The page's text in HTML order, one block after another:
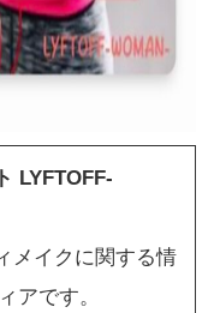
LYFTOFF-
メイクに関する情
アです。